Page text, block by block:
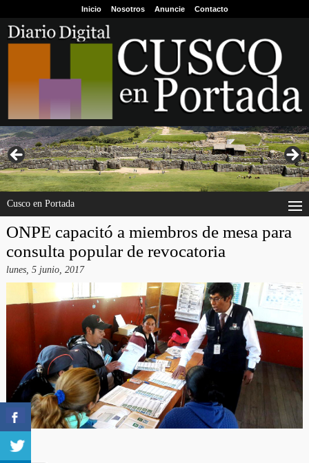
Inicio Nosotros Anuncie Contacto
Cusco en Portada
ONPE capacitó a miembros de mesa para
consulta popular de revocatoria
lunes, 5 junio, 2017